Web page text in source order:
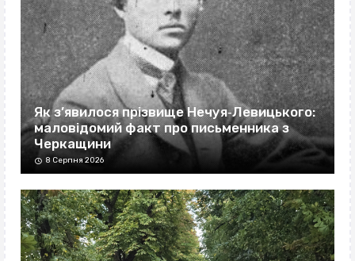
Як з’явилося прізвище Нечуя‐Левицького:
маловідомий факт про письменника з
Черкащини
8 Серпня 2026